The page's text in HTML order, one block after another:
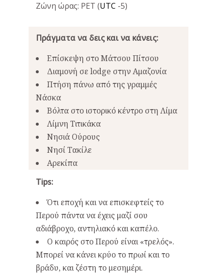
Ζώνη ώρας: PET (UTC -5)
Πράγματα να δεις και να κάνεις:
Επίσκεψη στο Μάτσου Πίτσου
Διαμονή σε lodge στην Αμαζονία
Πτήση πάνω από της γραμμές
Νάσκα
Βόλτα στο ιστορικό κέντρο στη Λίμα
Λίμνη Τιτικάκα
Νησιά Ούρους
Νησί Τακίλε
Αρεκίπα
Tips:
Ότι εποχή και να επισκεφτείς το
Περού πάντα να έχεις μαζί σου
αδιάβροχο, αντηλιακό και καπέλο.
Ο καιρός στο Περού είναι «τρελός».
Μπορεί να κάνει κρύο το πρωί και το
βράδυ, και ζέστη το μεσημέρι.